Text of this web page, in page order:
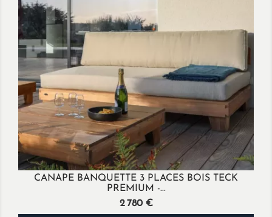
CANAPE BANQUETTE 3 PLACES BOIS TECK
PREMIUM -...
Prix
2 780 €